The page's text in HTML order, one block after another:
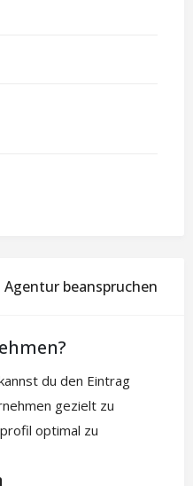
Agentur beanspruchen
du den Eintrag
gezielt zu
optimal zu